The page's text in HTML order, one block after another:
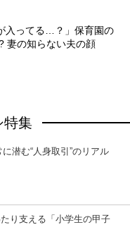
入ってる…？」保育園の
妻の知らない夫の顔
特集
潜む“人身取引”のリアル
り支える「小学生の甲子